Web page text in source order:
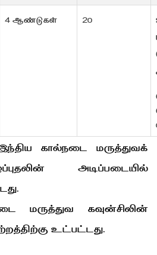
4 ஆண்டுகள் 20
கால்நடை மருத்துவக்
அடிப்படையில்
மருத்துவ கவுன்சிலின்
உட்பட்டது.